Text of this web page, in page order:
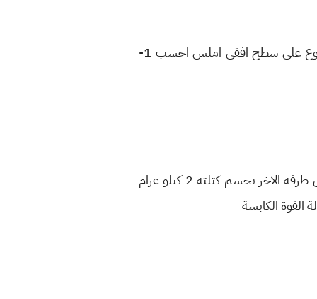
قوة افقيه ثابته مقدارها 20 نيوتن اثرت في جسم ساكن كتلته 2 كيلو غرام موضوع على سطح افقي املس احسب 1-
نابض معدني ثابت القوة في 200 نيوتن ثبت احد طرفيه بجدار شاقولي ووصل طرفه الاخر بجسم كتلته 2 كيلو غرام